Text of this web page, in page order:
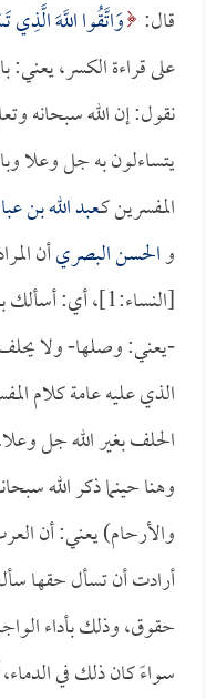
قال: وَاتَّقُوا اللَّهَ
على قراءة الكسر، يعني:
نقول: إن الله سبحانه
يتساءلون به جل وعلا
المفسرين كـعبد الله بن
والحسن البصريأن
[النساء:1]، أي:
-يعني: وصلها- ولا يحلف
الذي عليه عامة كلام
الحلف بغير الله جل
وهنا حينما ذكر الله
والأرحام) يعني: أن
أرادت أن تسأل حقها
حقوق، وذلك بأداء
سواءً كان ذلك في